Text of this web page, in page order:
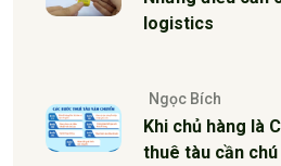
logistics
Ngọc Bích
Khi chủ hàng là
thuê tàu cần chú